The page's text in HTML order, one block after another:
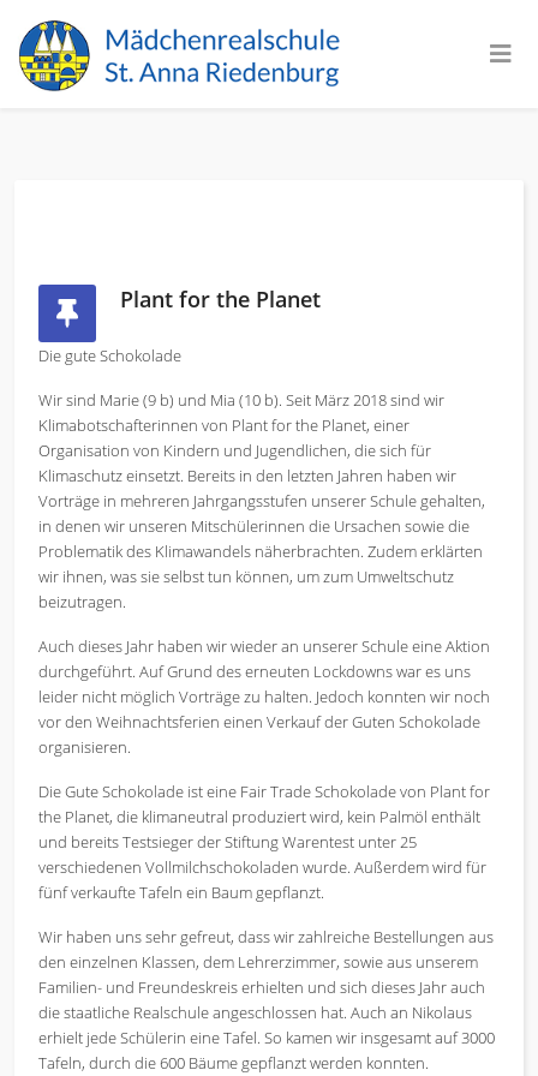
Plant for the Planet
Die gute Schokolade
Wir sind Marie (9 b) und Mia (10 b). Seit März 2018 sind wir
Klimabotschafterinnen von Plant for the Planet, einer
Organisation von Kindern und Jugendlichen, die sich für
Klimaschutz einsetzt. Bereits in den letzten Jahren haben wir
Vorträge in mehreren Jahrgangsstufen unserer Schule gehalten,
in denen wir unseren Mitschülerinnen die Ursachen sowie die
Problematik des Klimawandels näherbrachten. Zudem erklärten
wir ihnen, was sie selbst tun können, um zum Umweltschutz
beizutragen.
Auch dieses Jahr haben wir wieder an unserer Schule eine Aktion
durchgeführt. Auf Grund des erneuten Lockdowns war es uns
leider nicht möglich Vorträge zu halten. Jedoch konnten wir noch
vor den Weihnachtsferien einen Verkauf der Guten Schokolade
organisieren.
Die Gute Schokolade ist eine Fair Trade Schokolade von Plant for
the Planet, die klimaneutral produziert wird, kein Palmöl enthält
und bereits Testsieger der Stiftung Warentest unter 25
verschiedenen Vollmilchschokoladen wurde. Außerdem wird für
fünf verkaufte Tafeln ein Baum gepflanzt.
Wir haben uns sehr gefreut, dass wir zahlreiche Bestellungen aus
den einzelnen Klassen, dem Lehrerzimmer, sowie aus unserem
Familien- und Freundeskreis erhielten und sich dieses Jahr auch
die staatliche Realschule angeschlossen hat. Auch an Nikolaus
erhielt jede Schülerin eine Tafel. So kamen wir insgesamt auf 3000
Tafeln, durch die 600 Bäume gepflanzt werden konnten.